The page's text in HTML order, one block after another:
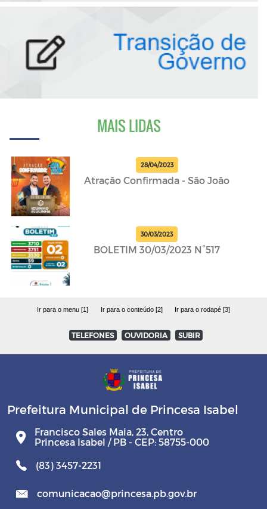
MAIS LIDAS
28/04/2023
Atração Confirmada - São João
30/03/2023
BOLETIM 30/03/2023 N°517
Ir para o menu [1] Ir para o conteúdo [2] Ir para o rodapé [3]
TELEFONES OUVIDORIA SUBIR
Prefeitura Municipal de Princesa Isabel
Francisco Sales Maia, 23, Centro
Princesa Isabel / PB - CEP: 58755-000
(83) 3457-2231
comunicacao@princesa.pb.gov.br